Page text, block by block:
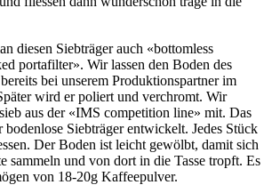
diesen Siebträger auch «bottomless
portafilter». Wir lassen den Boden des
bei unserem Produktionspartner im
wird er poliert und verchromt. Wir
aus der «IMS competition line» mit. Das
Siebträger entwickelt. Jedes Stück
Der Boden ist leicht gewölbt, damit sich
sammeln und von dort in die Tasse tropft. Es
von 18-20g Kaffeepulver.